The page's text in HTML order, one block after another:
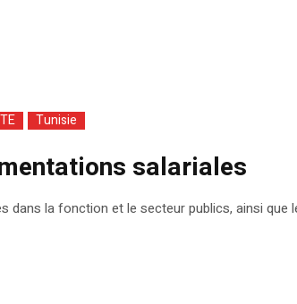
Tunisie
salariales
dans la fonction et le secteur publics, ainsi que